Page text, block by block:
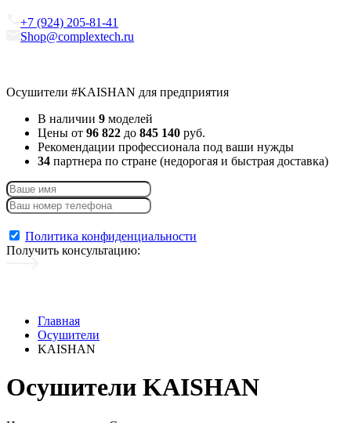
+7 (924) 205-81-41
Shop@complextech.ru
Осушители #KAISHAN для предприятия
В наличии 9 моделей
Цены от 96 822 до 845 140 руб.
Рекомендации профессионала под ваши нужды
34 партнера по стране (недорогая и быстрая доставка)
Политика конфиденциальности
Получить консультацию:
Главная
Осушители
KAISHAN
Осушители KAISHAN